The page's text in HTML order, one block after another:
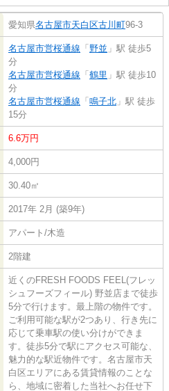
愛知県名古屋市天白区古川町96-3
名古屋市営桜通線 「 野並 」駅 徒歩5
分
名古屋市営桜通線 「 鶴里 」駅 徒歩10
分
名古屋市営桜通線 「 鳴子北 」駅 徒歩
15分
6.6万円
4,000円
30.40㎡
2017年 2月 (築9年)
アパート/木造
2階建
近くのFRESH FOODS FEEL(フレッ
シュフーズフィール) 野並店まで徒歩
5分で行けます。最上階の物件です。
ご利用可能な駅が2つあり、行き先に
応じて乗車駅の使い分けができま
す。徒歩5分で駅にアクセス可能な、
魅力的な駅近物件です。名古屋市天
白区エリアにある賃貸情報のことな
ら、地域に密着した当社へお任せ下